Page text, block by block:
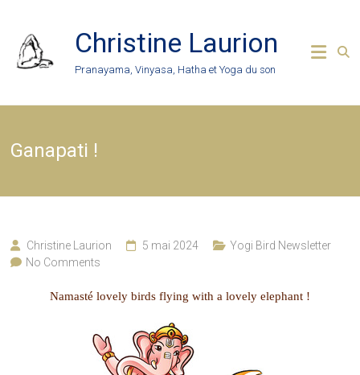
content
Christine Laurion
Pranayama, Vinyasa, Hatha et Yoga du son
Ganapati !
Christine Laurion 5 mai 2024
Yogi Bird Newsletter
No Comments
Namasté lovely birds flying with a lovely elephant !